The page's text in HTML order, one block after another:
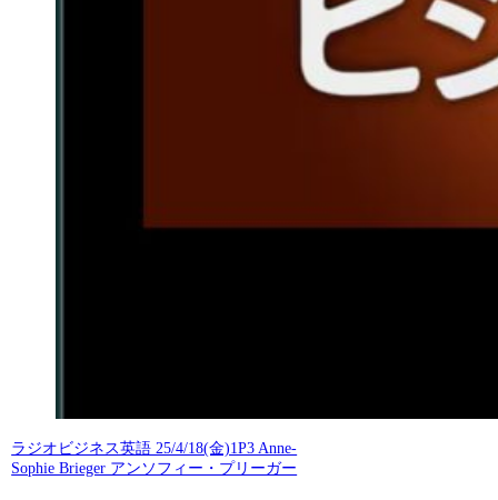
ラジオビジネス英語 25/4/18(金)1P3 Anne-
Sophie Brieger アンソフィー・プリーガー